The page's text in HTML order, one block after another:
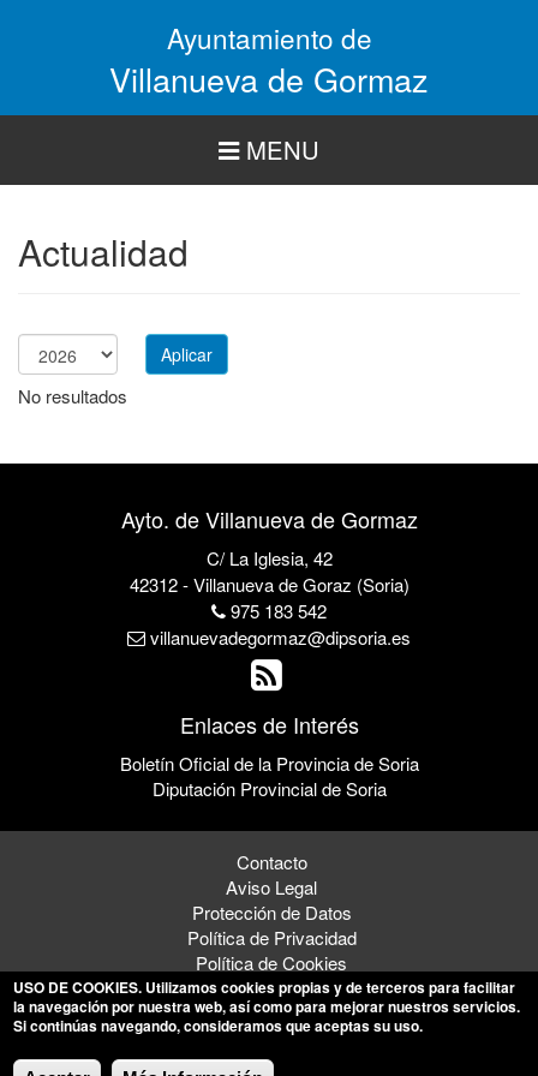
Ayuntamiento de
Villanueva de Gormaz
MENU
Actualidad
Año
Aplicar
No resultados
Ayto. de Villanueva de Gormaz
C/ La Iglesia, 42
42312 - Villanueva de Goraz (Soria)
975 183 542
villanuevadegormaz@dipsoria.es
Enlaces de Interés
Boletín Oficial de la Provincia de Soria
Diputación Provincial de Soria
Contacto
Aviso Legal
Protección de Datos
Política de Privacidad
Política de Cookies
© 2026 Ayto. de Villanueva de Gormaz
USO DE COOKIES. Utilizamos cookies propias y de terceros para facilitar
la navegación por nuestra web, así como para mejorar nuestros servicios.
Si continúas navegando, consideramos que aceptas su uso.